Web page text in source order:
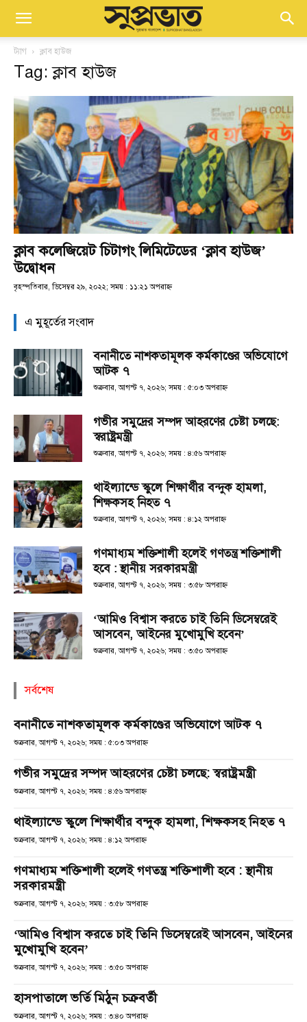
ট্যাগ ক্লাব হাউজ
Tag: ক্লাব হাউজ
ক্লাব কলেজিয়েট চিটাগং লিমিটেডের ‘ক্লাব হাউজ’
উদ্বোধন
বৃহস্পতিবার, ডিসেম্বর ২৯, ২০২২; সময় : ১১:২১ অপরাহ্ণ
এ মুহূর্তের সংবাদ
বনানীতে নাশকতামূলক কর্মকাণ্ডের অভিযোগে
আটক ৭
শুক্রবার, আগস্ট ৭, ২০২৬; সময় : ৫:০৩ অপরাহ্ণ
গভীর সমুদ্রের সম্পদ আহরণের চেষ্টা চলছে:
স্বরাষ্ট্রমন্ত্রী
শুক্রবার, আগস্ট ৭, ২০২৬; সময় : ৪:৫৬ অপরাহ্ণ
থাইল্যান্ডে স্কুলে শিক্ষার্থীর বন্দুক হামলা,
শিক্ষকসহ নিহত ৭
শুক্রবার, আগস্ট ৭, ২০২৬; সময় : ৪:১২ অপরাহ্ণ
গণমাধ্যম শক্তিশালী হলেই গণতন্ত্র শক্তিশালী
হবে : স্থানীয় সরকারমন্ত্রী
শুক্রবার, আগস্ট ৭, ২০২৬; সময় : ৩:৫৮ অপরাহ্ণ
‘আমিও বিশ্বাস করতে চাই তিনি ডিসেম্বরেই
আসবেন, আইনের মুখোমুখি হবেন’
শুক্রবার, আগস্ট ৭, ২০২৬; সময় : ৩:৫০ অপরাহ্ণ
সর্বশেষ
বনানীতে নাশকতামূলক কর্মকাণ্ডের অভিযোগে আটক ৭
শুক্রবার, আগস্ট ৭, ২০২৬; সময় : ৫:০৩ অপরাহ্ণ
গভীর সমুদ্রের সম্পদ আহরণের চেষ্টা চলছে: স্বরাষ্ট্রমন্ত্রী
শুক্রবার, আগস্ট ৭, ২০২৬; সময় : ৪:৫৬ অপরাহ্ণ
থাইল্যান্ডে স্কুলে শিক্ষার্থীর বন্দুক হামলা, শিক্ষকসহ নিহত ৭
শুক্রবার, আগস্ট ৭, ২০২৬; সময় : ৪:১২ অপরাহ্ণ
গণমাধ্যম শক্তিশালী হলেই গণতন্ত্র শক্তিশালী হবে : স্থানীয়
সরকারমন্ত্রী
শুক্রবার, আগস্ট ৭, ২০২৬; সময় : ৩:৫৮ অপরাহ্ণ
‘আমিও বিশ্বাস করতে চাই তিনি ডিসেম্বরেই আসবেন, আইনের
মুখোমুখি হবেন’
শুক্রবার, আগস্ট ৭, ২০২৬; সময় : ৩:৫০ অপরাহ্ণ
হাসপাতালে ভর্তি মিঠুন চক্রবর্তী
শুক্রবার, আগস্ট ৭, ২০২৬; সময় : ৩:৪০ অপরাহ্ণ